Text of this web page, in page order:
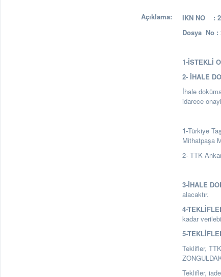
Açıklama:
IKN NO :
Dosya No :
1-İSTEKLİ
2- İHALE
İhale
idarece
1-Türkiye
Mithatpaşa
2- TTK
3-İHALE
alacaktır.
4-
kadar
5-
Teklifler,
Teklifler,